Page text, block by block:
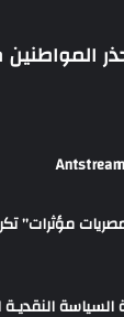
مؤثرات”
السياسة